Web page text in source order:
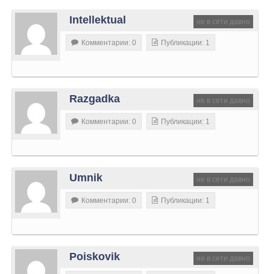
не в сети давно
Intellektual
Комментарии: 0 Публикации: 1
не в сети давно
Razgadka
Комментарии: 0 Публикации: 1
не в сети давно
Umnik
Комментарии: 0 Публикации: 1
не в сети давно
Poiskovik